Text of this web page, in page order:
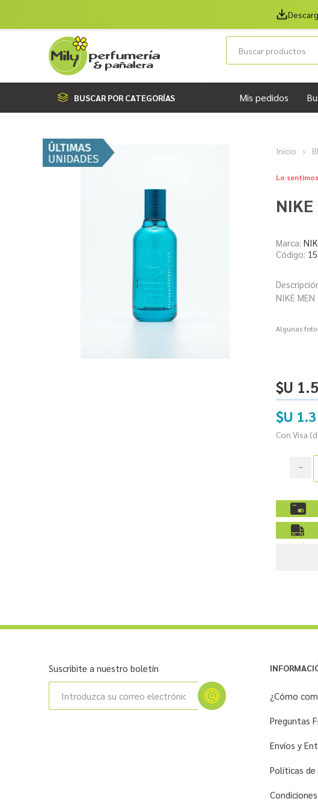
BUSCAR POR CATEGORÍAS Mis pedidos
Inicio
Lo
Marca:
Código:
NIKE MEN
Algunas
$U
$U
Con Visa
h
Suscribite a nuestro boletín
¿Cómo
Preguntas
Envíos y
Políticas de